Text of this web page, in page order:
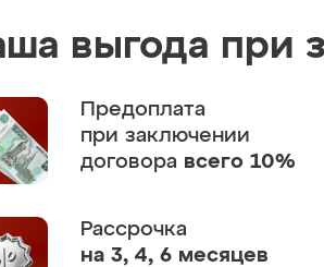
выгода при
Предоплата
при заключении
договора всего 10%
Рассрочка
на 3, 4, 6 месяцев